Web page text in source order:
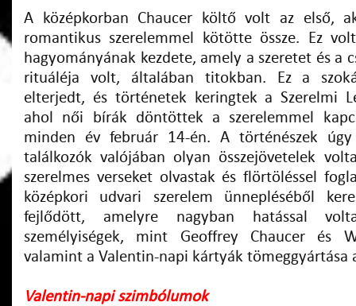
A középkorban Chaucer költő volt az első,
romantikus szerelemmel kötötte össze. Ez
hagyományának kezdete, amely a szeretet és a
rituáléja volt, általában titokban. Ez a
elterjedt, és történetek keringtek a Szerelmi
ahol női bírák döntöttek a szerelemmel
minden év február 14-én. A történészek
találkozók valójában olyan összejövetelek
szerelmes verseket olvastak és flörtöléssel
középkori udvari szerelem ünnepléséből
fejlődött, amelyre nagyban hatással
személyiségek, mint Geoffrey Chaucer és
valamint a Valentin-napi kártyák tömeggyártása
Valentin-napi szimbólumok